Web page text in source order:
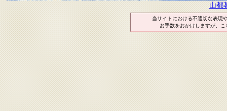
山都
当サイトにおける不適切な表現
お手数をおかけしますが、こ